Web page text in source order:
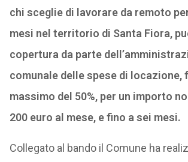
chi sceglie di lavorare da remoto
mesi nel territorio di Santa Fiora,
copertura da parte
comunale delle spese di locazione,
massimo del 50%, per un importo
200 euro al mese, e fino a sei mesi.
Collegato al bando il Comune ha